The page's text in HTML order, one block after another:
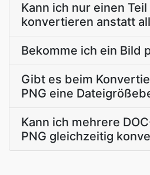
Kann ich nur einen Teil
konvertieren anstatt
Bekomme ich ein Bild
Gibt es beim
PNG eine
Kann ich mehrere
PNG gleichzeitig